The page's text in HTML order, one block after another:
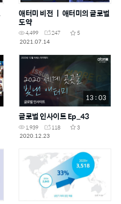
애터미 비전 ㅣ 애터미의 글로벌
도약
4,499 247
5
2021.07.14
13 : 03
글로벌 인사이트 Ep_43
1,939 118
3
2020.12.23